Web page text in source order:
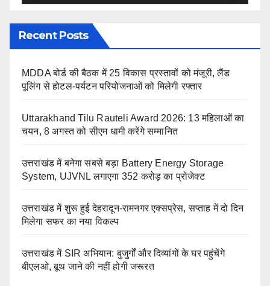
Recent Posts
MDDA बोर्ड की बैठक में 25 विकास प्रस्तावों को मंजूरी, लैंड
पूलिंग से होटल-पर्यटन परियोजनाओं को मिलेगी रफ्तार
Uttarakhand Tilu Rauteli Award 2026: 13 महिलाओं का
चयन, 8 अगस्त को सीएम धामी करेंगे सम्मानित
उत्तराखंड में बनेगा सबसे बड़ा Battery Energy Storage
System, UJVNL लगाएगा 352 करोड़ का प्रोजेक्ट
उत्तराखंड में शुरू हुई देहरादून-रामनगर एक्सप्रेस, सप्ताह में दो दिन
मिलेगा सफर का नया विकल्प
उत्तराखंड में SIR अभियान: बुजुर्गों और दिव्यांगों के घर पहुंचेंगे
बीएलओ, बूथ जाने की नहीं होगी जरूरत